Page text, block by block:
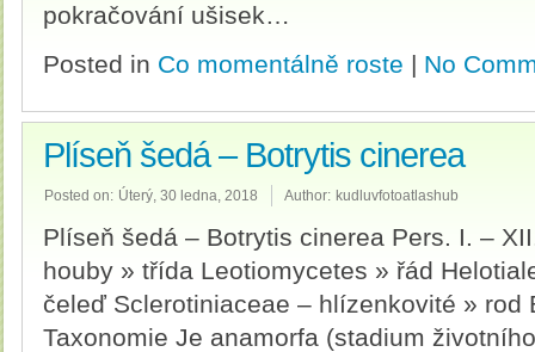
pokračování ušisek…
Posted in Co momentálně roste | No
Plíseň šedá – Botrytis cinerea
Posted on: Úterý, 30 ledna, 2018 Author: kudluvfotoatlashub
Plíseň šedá – Botrytis cinerea Pers. I. –
houby » třída Leotiomycetes » řád
čeleď Sclerotiniaceae – hlízenkovité » rod
Taxonomie Je anamorfa (stadium